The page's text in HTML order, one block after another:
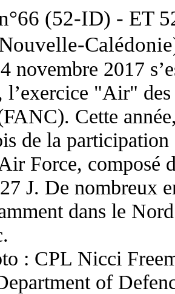
(52-ID) - ET
novembre 2017
l’exercice "Air"
Cette
de la participation
Force, composé
J. De nombreux
dans le
: CPL Nicci
of